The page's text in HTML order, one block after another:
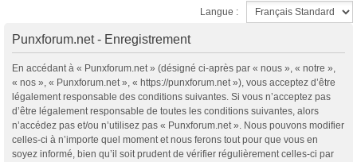
Langue :
Punxforum.net - Enregistrement
En accédant à « Punxforum.net » (désigné ci-après par « nous », « notre »,
« nos », « Punxforum.net », « https://punxforum.net »), vous acceptez d’être
légalement responsable des conditions suivantes. Si vous n’acceptez pas
d’être légalement responsable de toutes les conditions suivantes, alors
n’accédez pas et/ou n’utilisez pas « Punxforum.net ». Nous pouvons modifier
celles-ci à n’importe quel moment et nous ferons tout pour que vous en
soyez informé, bien qu’il soit prudent de vérifier régulièrement celles-ci par